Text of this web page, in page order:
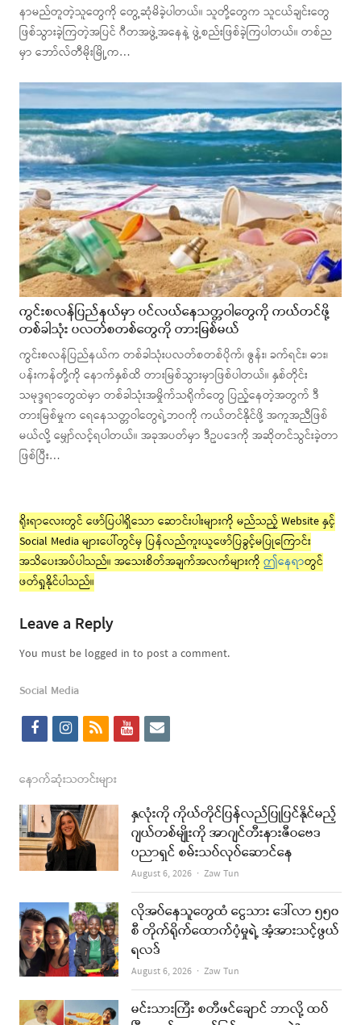
နာမည်တူတဲ့သူတွေကို တွေ့ဆုံမိခဲ့ပါတယ်။ သူတို့တွေက သူငယ်ချင်းတွေ
ဖြစ်သွားခဲ့ကြတဲ့အပြင် ဂီတအဖွဲ့အနေနဲ့ ဖွဲ့စည်းဖြစ်ခဲ့ကြပါတယ်။ တစ်ည
မှာ ဘော်လ်တီမိုးမြို့က…
ကွင်းစလန်ပြည်နယ်မှာ ပင်လယ်နေသတ္တဝါတွေကို ကယ်တင်ဖို့
တစ်ခါသုံး ပလတ်စတစ်တွေကို တားမြစ်မယ်
ကွင်းစလန်ပြည်နယ်က တစ်ခါသုံးပလတ်စတစ်ပိုက်၊ ဇွန်း၊ ခက်ရင်း၊ ဓား၊
ပန်းကန်တို့ကို နောက်နှစ်ထိ တားမြစ်သွားမှာဖြစ်ပါတယ်။ နှစ်တိုင်း
သမုဒ္ဒရာတွေထဲမှာ တစ်ခါသုံးအမှိုက်သရိုက်တွေ ပြည့်နေတဲ့အတွက် ဒီ
တားမြစ်မှုက ရေနေသတ္တဝါတွေရဲ့ဘဝကို ကယ်တင်နိုင်ဖို့ အကူအညီဖြစ်
မယ်လို့ မျှော်လင့်ရပါတယ်။ အခုအပတ်မှာ ဒီဥပဒေကို အဆိုတင်သွင်းခဲ့တာ
ဖြစ်ပြီး…
ရိုးရာလေးတွင် ဖော်ပြပါရှိသော ဆောင်းပါးများကို မည်သည့် Website နှင့်
Social Media များပေါ်တွင်မှ ပြန်လည်ကူးယူဖော်ပြခွင့်မပြုကြောင်း
အသိပေးအပ်ပါသည်။ အသေးစိတ်အချက်အလက်များကို ဤနေရာတွင်
ဖတ်ရှုနိုင်ပါသည်။
Leave a Reply
You must be logged in to post a comment.
Social Media
f
c
e
b
o
k
i
s
t
a
g
a
m
r
s
y
t
u
b
e
e
i
l
နောက်ဆုံးသတင်းများ
နှလုံးကို ကိုယ်တိုင်ပြန်လည်ပြုပြင်နိုင်မည့်
ဂျယ်တစ်မျိုးကို အာဂျင်တီးနားဇီဝဗေဒ
ပညာရှင် စမ်းသပ်လုပ်ဆောင်နေ
August 6, 2026 Author
Zaw Tun
လိုအပ်နေသူတွေထံ ငွေသား ဒေါ်လာ ၅၅၀
စီ တိုက်ရိုက်ထောက်ပံ့မှုရဲ့ အံ့အားသင့်ဖွယ်
ရလဒ်
August 6, 2026 Author
Zaw Tun
မင်းသားကြီး စတီဖင်ချောင် ဘာလို့ ထပ်